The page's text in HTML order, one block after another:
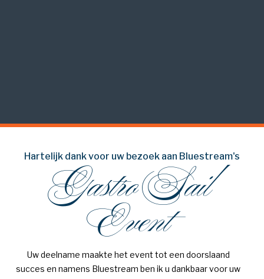
Hartelijk dank voor uw bezoek aan Bluestream's
Gastro Sail
Event
Uw deelname maakte het event tot een doorslaand
succes en namens Bluestream ben ik u dankbaar voor uw